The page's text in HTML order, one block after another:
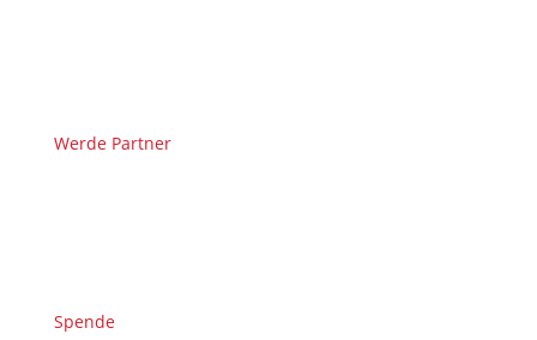
Werde Partner
Spende